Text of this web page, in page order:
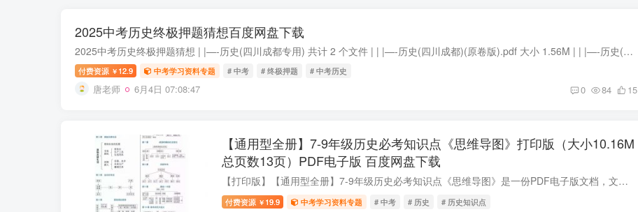
2025中考历史终极押题猜想百度网盘下载
2025中考历史终极押题猜想 | |—-历史(四川成都专用) 共计 2 个文件 | | |—-历史(四川成都)(原卷版).pdf 大小 1.56M | | |—-历史(四川成都)(解析版).pdf 大小 1.61M | |—-历史(深圳专用) 共...
付费资源 ￥ 12.9 中考学习资料专题 # 中考 # 终极押题 # 中考历史
唐老师 6月4日 07:08:47 0 84 15
【通用型全册】7-9年级历史必考知识点《思维导图》打印版（大小10.16M
总页数13页）PDF电子版 百度网盘下载
【打印版】【通用型全册】7-9年级历史必考知识点《思维导图》是一份PDF电子版文档，文件大小为10.16兆字节，共13页内容。这份资料适用于7至9年级学生，涵盖了历史学科中必考的重要知识点，并以...
付费资源 ￥ 19.9 中考学习资料专题 # 中考 # 历史 # 历史知识点